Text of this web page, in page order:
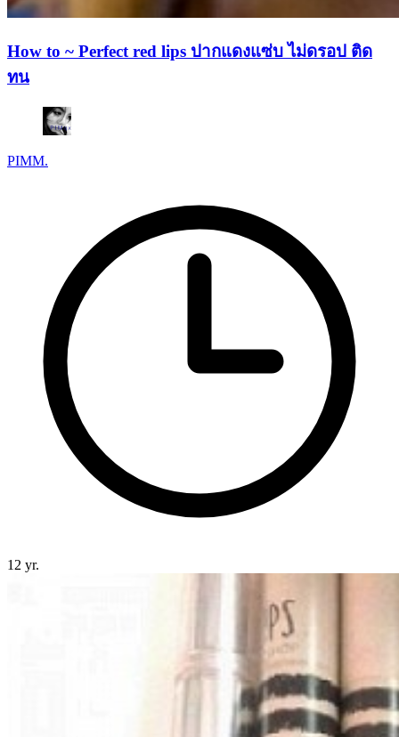
How to ~ Perfect red lips ปากแดงแซ่บ ไม่ดรอป ติด
ทน
PIMM.
12 yr.